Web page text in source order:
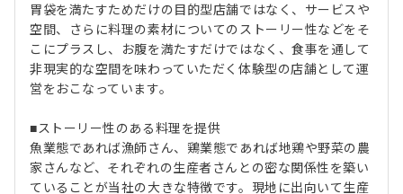
胃袋を満たすためだけの目的型店舗ではなく、サービスや
空間、さらに料理の素材についてのストーリー性などをそ
こにプラスし、お腹を満たすだけではなく、食事を通して
非現実的な空間を味わっていただく体験型の店舗として運
営をおこなっています。
■ストーリー性のある料理を提供
魚業態であれば漁師さん、鶏業態であれば地鶏や野菜の農
家さんなど、それぞれの生産者さんとの密な関係性を築い
ていることが当社の大きな特徴です。現地に出向いて生産